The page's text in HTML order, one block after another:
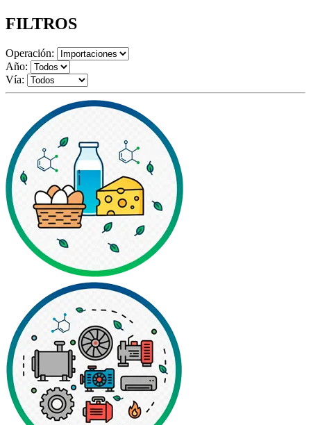
FILTROS
Operación:
Año:
Vía: